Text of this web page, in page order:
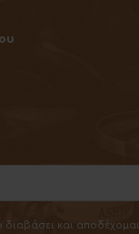
διαβάσει και